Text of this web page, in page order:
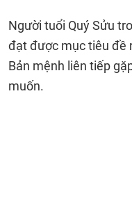
Người tuổi Quý Sửu
đạt được mục tiêu đề
Bản mệnh liên tiếp
muốn.